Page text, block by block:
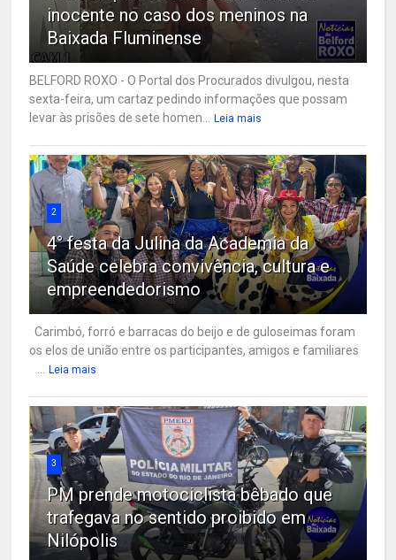
inocente no caso dos meninos na
Baixada Fluminense
BELFORD ROXO - O Portal dos Procurados divulgou, nesta
sexta-feira, um cartaz pedindo informações que possam
levar às prisões de sete homen...
Leia mais
2
4° festa da Julina da Academia da
Saúde celebra convivência, cultura e
empreendedorismo
Carimbó, forró e barracas do beijo e de guloseimas foram
os elos de união entre os participantes, amigos e familiares
Leia mais
3
PM prende motociclista bêbado que
trafegava no sentido proibido em
Nilópolis